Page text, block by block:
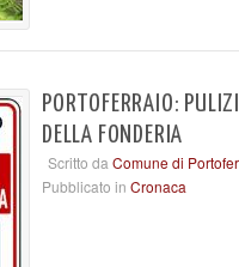
PORTOFERRAIO:
DELLA FONDERIA
Scritto daComune di
Pubblicato in Cronaca